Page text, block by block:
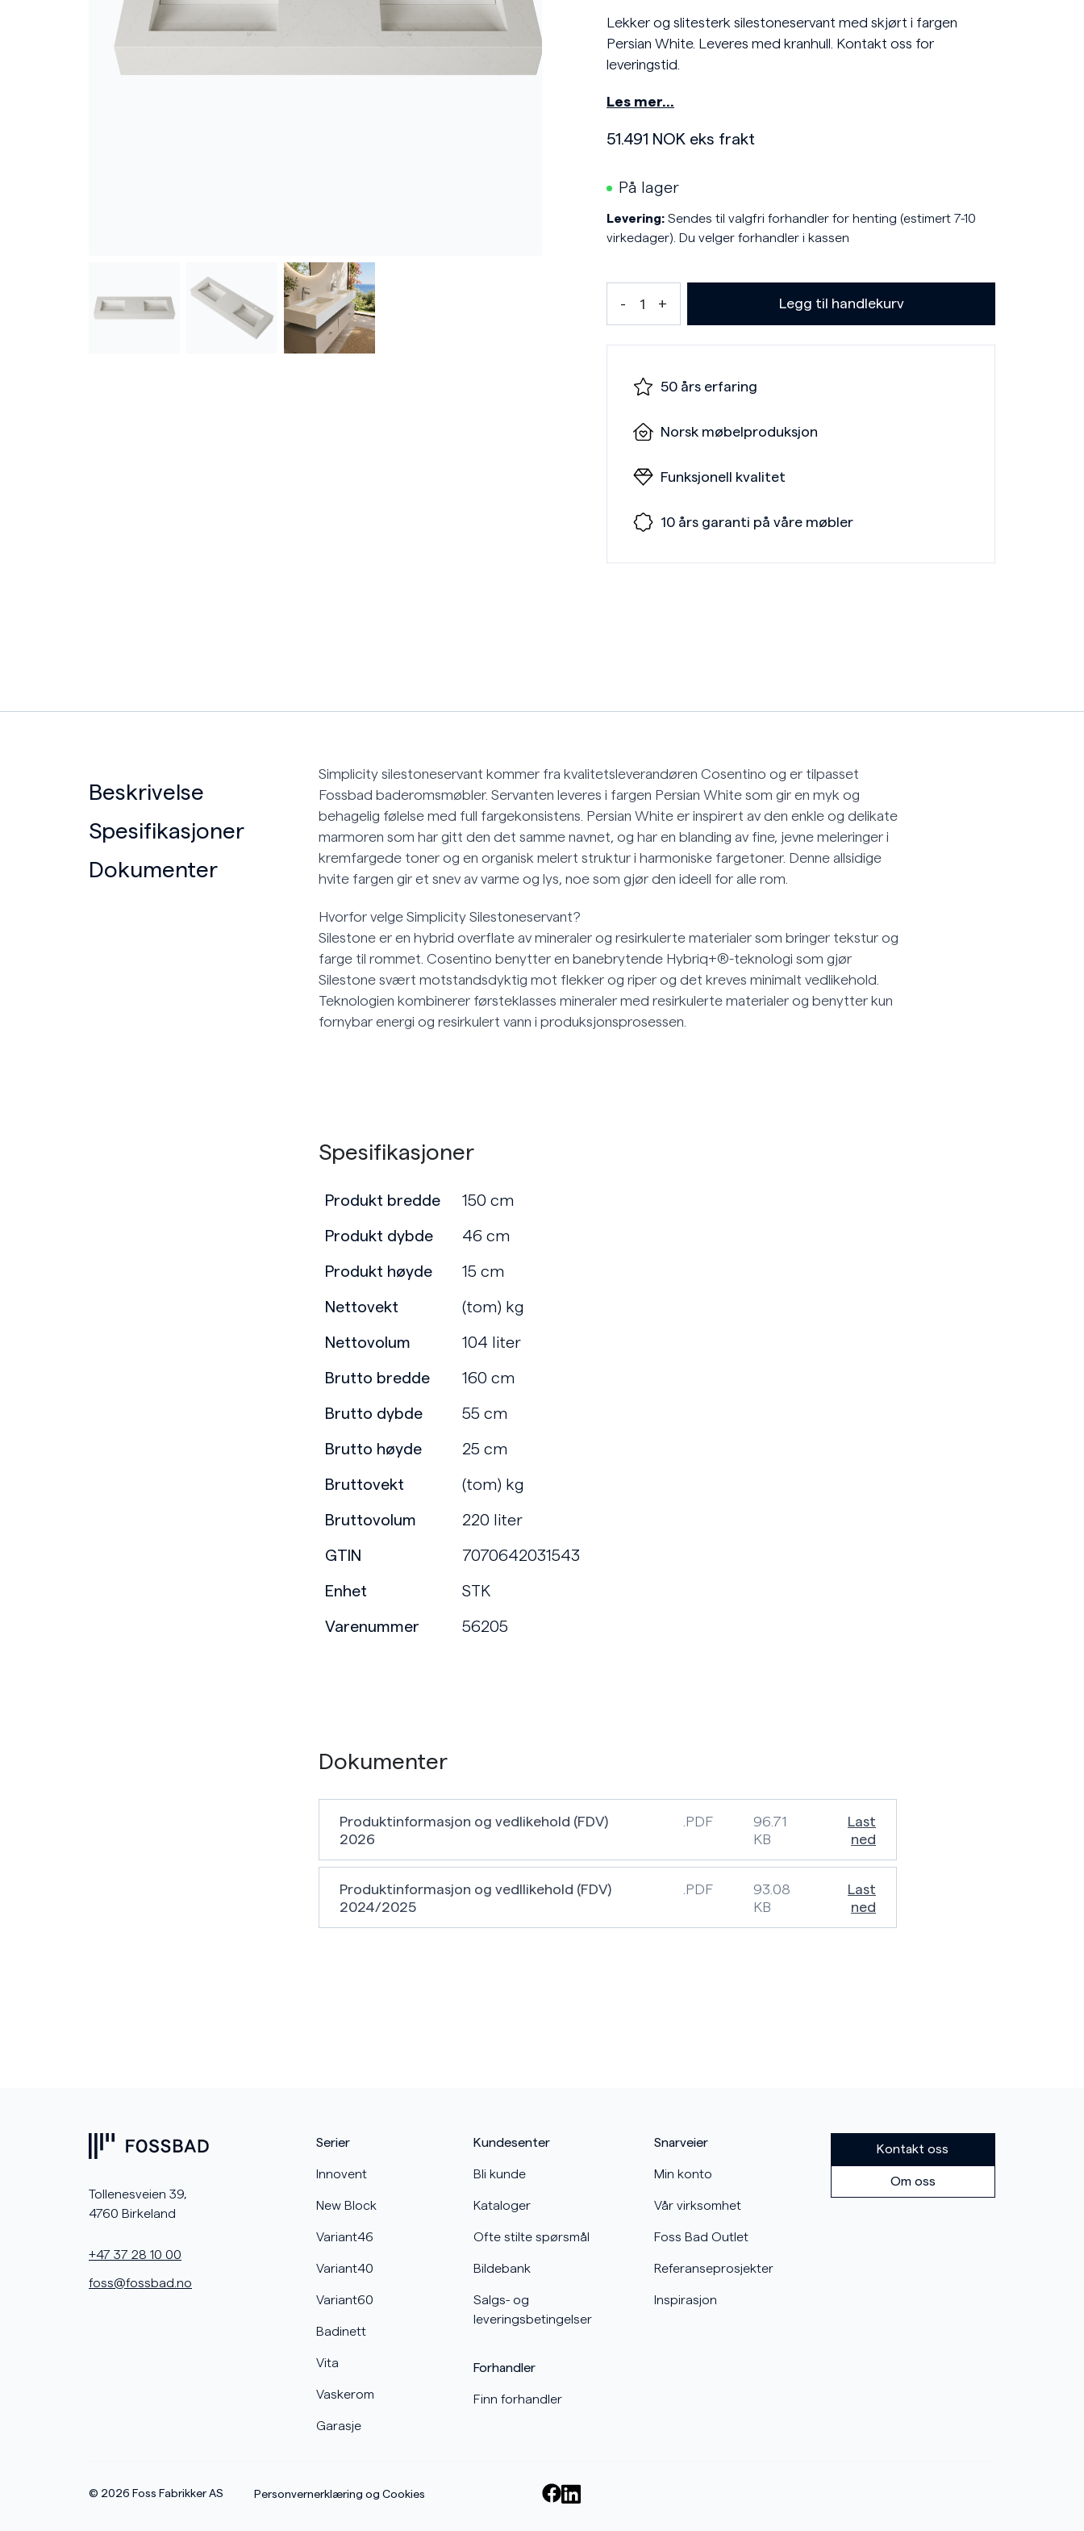
Lekker og slitesterk silestoneservant med skjørt i fargen
Persian White. Leveres med kranhull. Kontakt oss for
leveringstid.
Les mer…
51.491 NOK eks frakt
På lager
Levering: Sendes til valgfri forhandler for henting (estimert 7-10
virkedager). Du velger forhandler i kassen
Legg til handlekurv
50 års erfaring
Norsk møbelproduksjon
Funksjonell kvalitet
10 års garanti på våre møbler
Beskrivelse
Spesifikasjoner
Dokumenter
Simplicity silestoneservant kommer fra kvalitetsleverandøren Cosentino og er tilpasset
Fossbad baderomsmøbler. Servanten leveres i fargen Persian White som gir en myk og
behagelig følelse med full fargekonsistens. Persian White er inspirert av den enkle og delikate
marmoren som har gitt den det samme navnet, og har en blanding av fine, jevne meleringer i
kremfargede toner og en organisk melert struktur i harmoniske fargetoner. Denne allsidige
hvite fargen gir et snev av varme og lys, noe som gjør den ideell for alle rom.
Hvorfor velge Simplicity Silestoneservant?
Silestone er en hybrid overflate av mineraler og resirkulerte materialer som bringer tekstur og
farge til rommet. Cosentino benytter en banebrytende Hybriq+®-teknologi som gjør
Silestone svært motstandsdyktig mot flekker og riper og det kreves minimalt vedlikehold.
Teknologien kombinerer førsteklasses mineraler med resirkulerte materialer og benytter kun
fornybar energi og resirkulert vann i produksjonsprosessen.
Spesifikasjoner
Produkt bredde 150 cm
Produkt dybde 46 cm
Produkt høyde 15 cm
Nettovekt (tom) kg
Nettovolum 104 liter
Brutto bredde 160 cm
Brutto dybde 55 cm
Brutto høyde 25 cm
Bruttovekt (tom) kg
Bruttovolum 220 liter
GTIN 7070642031543
Enhet STK
Varenummer 56205
Dokumenter
Produktinformasjon og vedlikehold (FDV)
2026
.PDF
96.71
KB
Last
ned
Produktinformasjon og vedllikehold (FDV)
2024/2025
.PDF
93.08
KB
Last
ned
Tollenesveien 39,
4760 Birkeland
+47 37 28 10 00
foss@fossbad.no
Serier
Innovent
New Block
Variant46
Variant40
Variant60
Badinett
Vita
Vaskerom
Garasje
Kundesenter
Bli kunde
Kataloger
Ofte stilte spørsmål
Bildebank
Salgs- og
leveringsbetingelser
Forhandler
Finn forhandler
Snarveier
Min konto
Vår virksomhet
Foss Bad Outlet
Referanseprosjekter
Inspirasjon
Kontakt oss
Om oss
© 2026 Foss Fabrikker AS Personvernerklæring og Cookies